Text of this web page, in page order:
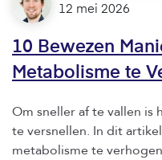
12 mei 2026
10 Bewezen
Metabolisme te
Om sneller af te vallen is
te versnellen. In dit
metabolisme te